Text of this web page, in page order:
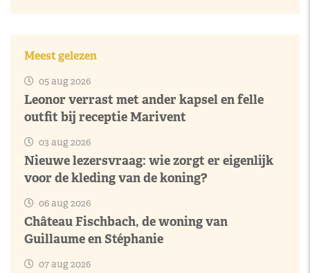
Meest gelezen
05 aug 2026
Leonor verrast met ander kapsel en felle
outfit bij receptie Marivent
03 aug 2026
Nieuwe lezersvraag: wie zorgt er eigenlijk
voor de kleding van de koning?
06 aug 2026
Château Fischbach, de woning van
Guillaume en Stéphanie
07 aug 2026